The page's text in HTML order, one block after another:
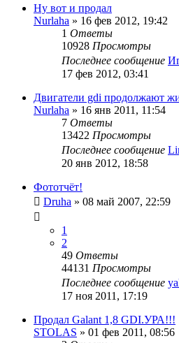
Ну вот и продал
Nurlaha » 16 фев 2012, 19:42
1 Ответы
10928 Просмотры
Последнее сообщение
17 фев 2012, 03:41
Двигатели gdi продолжают
Nurlaha » 16 янв 2011, 11:54
7 Ответы
13422 Просмотры
Последнее сообщение
20 янв 2012, 18:58
Фототчёт!
Druha » 08 май 2007, 22:59
1
2
49 Ответы
44131 Просмотры
Последнее сообщение
17 ноя 2011, 17:19
Продал Galant 1,8 GDI.УРА!!!
STOLAS » 01 фев 2011, 08:56